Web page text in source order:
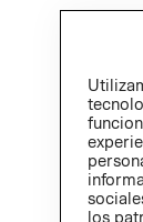
los